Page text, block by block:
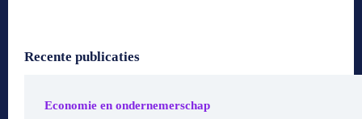
Recente publicaties
Economie en ondernemerschap